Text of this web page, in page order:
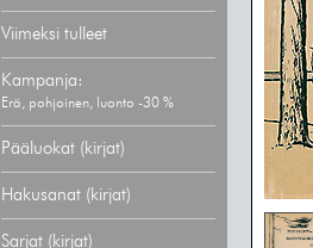
Viimeksi tulleet
Kampanja:
Erä, pohjoinen, luonto -30 %
Pääluokat (kirjat)
Hakusanat (kirjat)
Sarjat (kirjat)